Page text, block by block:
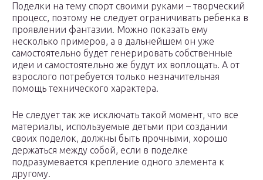
Поделки на тему спорт своими руками – творческий
процесс, поэтому не следует ограничивать ребенка в
проявлении фантазии. Можно показать ему
несколько примеров, а в дальнейшем он уже
самостоятельно будет генерировать собственные
идеи и самостоятельно же будут их воплощать. А от
взрослого потребуется только незначительная
помощь технического характера.
Не следует так же исключать такой момент, что все
материалы, используемые детьми при создании
своих поделок, должны быть прочными, хорошо
держаться между собой, если в поделке
подразумевается крепление одного элемента к
другому.